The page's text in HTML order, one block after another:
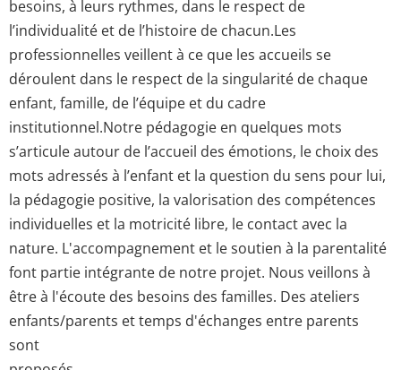
besoins, à leurs rythmes, dans le respect de
l’individualité et de l’histoire de chacun.Les
professionnelles veillent à ce que les accueils se
déroulent dans le respect de la singularité de chaque
enfant, famille, de l’équipe et du cadre
institutionnel.Notre pédagogie en quelques mots
s’articule autour de l’accueil des émotions, le choix des
mots adressés à l’enfant et la question du sens pour lui,
la pédagogie positive, la valorisation des compétences
individuelles et la motricité libre, le contact avec la
nature. L'accompagnement et le soutien à la parentalité
font partie intégrante de notre projet. Nous veillons à
être à l'écoute des besoins des familles. Des ateliers
enfants/parents et temps d'échanges entre parents
sont